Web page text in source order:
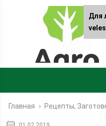
Главная › Рецепты,
Для